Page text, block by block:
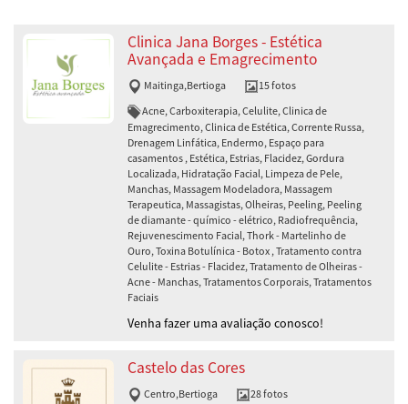
Clinica Jana Borges - Estética
Avançada e Emagrecimento
Maitinga,Bertioga
15 fotos
Acne, Carboxiterapia, Celulite, Clinica de
Emagrecimento, Clinica de Estética, Corrente Russa,
Drenagem Linfática, Endermo, Espaço para
casamentos , Estética, Estrias, Flacidez, Gordura
Localizada, Hidratação Facial, Limpeza de Pele,
Manchas, Massagem Modeladora, Massagem
Terapeutica, Massagistas, Olheiras, Peeling, Peeling
de diamante - químico - elétrico, Radiofrequência,
Rejuvenescimento Facial, Thork - Martelinho de
Ouro, Toxina Botulínica - Botox , Tratamento contra
Celulite - Estrias - Flacidez, Tratamento de Olheiras -
Acne - Manchas, Tratamentos Corporais, Tratamentos
Faciais
Venha fazer uma avaliação conosco!
Castelo das Cores
Centro,Bertioga
28 fotos